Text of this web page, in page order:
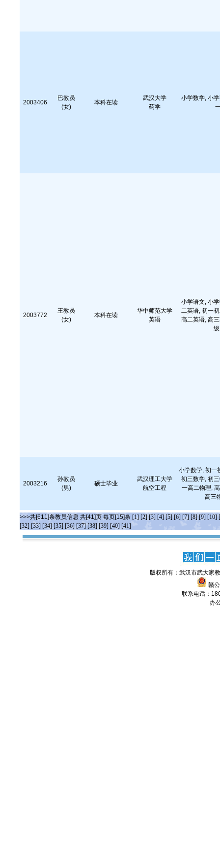
2003406
巴教员
(女)
本科在读
武汉大学
药学
小学数学, 小
2003772
王教员
(女)
本科在读
华中师范大学
英语
小学语文, 小
二英语, 初一
高二英语, 高
2003216
孙教员
(男)
硕士毕业
武汉理工大学
航空工程
小学数学, 初一
初三数学, 初
一高二物理,
高三
>>>共[611]条教员信息 共[41]页 每页[15]条 [1] [2] [3] [4] [5] [6] [7] [8] [9] [10]
[32] [33] [34] [35] [36] [37] [38] [39] [40] [41]
版权所有：武汉市武大家
赣
联系电话：
办